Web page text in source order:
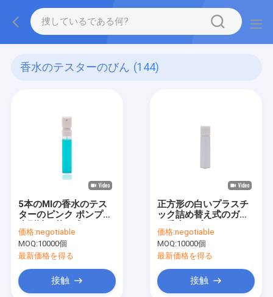
香水のテスターのびん (144)
5本のMlの香水のテス
ターのピンク ポンプの
ス香水スプレーのびん
のスナップ
価格:negotiable
MOQ:10000個
最新価格を得る
接触
正方形の白いプラスチ
ック詰め替え式のガラ
ン ケアの包装をびん詰
めにします
価格:negotiable
MOQ:10000個
最新価格を得る
接触